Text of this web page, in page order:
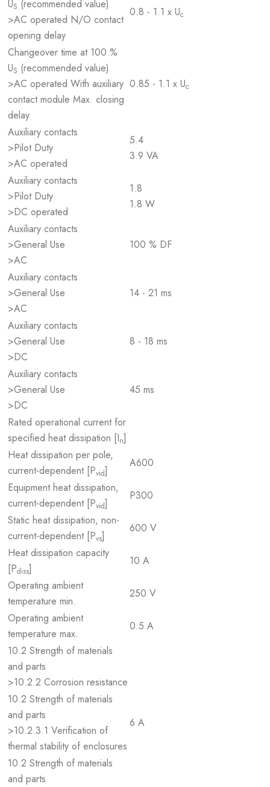
US (recommended value)
>AC operated N/O contact
opening delay
0.8 - 1.1 x Uc
Changeover time at 100 %
US (recommended value)
>AC operated With auxiliary
contact module Max. closing
delay
0.85 - 1.1 x Uc
Auxiliary contacts
>Pilot Duty
>AC operated
5.4
3.9 VA
Auxiliary contacts
>Pilot Duty
>DC operated
1.8
1.8 W
Auxiliary contacts
>General Use
>AC
100 % DF
Auxiliary contacts
>General Use
>AC
14 - 21 ms
Auxiliary contacts
>General Use
>DC
8 - 18 ms
Auxiliary contacts
>General Use
>DC
45 ms
Rated operational current for
specified heat dissipation [In]
Heat dissipation per pole,
current-dependent [Pvid]
A600
Equipment heat dissipation,
current-dependent [Pvid]
P300
Static heat dissipation, non-
current-dependent [Pvs]
600 V
Heat dissipation capacity
[Pdiss]
10 A
Operating ambient
temperature min.
250 V
Operating ambient
temperature max.
0.5 A
10.2 Strength of materials
and parts
>10.2.2 Corrosion resistance
10.2 Strength of materials
and parts
>10.2.3.1 Verification of
thermal stability of enclosures
6 A
10.2 Strength of materials
and parts